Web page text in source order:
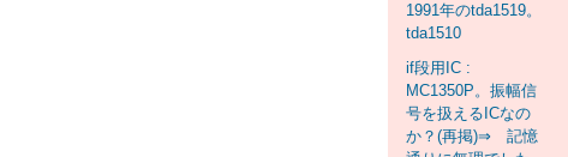
1991年のtda1519。
tda1510
if段用IC :
MC1350P。振幅信
号を扱えるICなの
か？(再掲)⇒ 記憶